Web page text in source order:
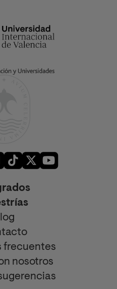
frecuentes
nosotros